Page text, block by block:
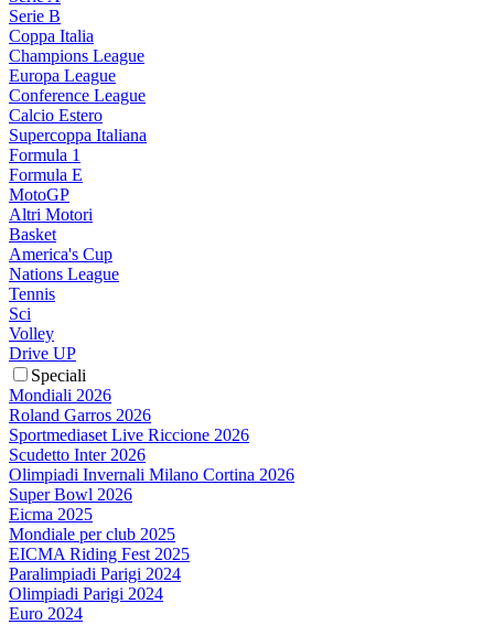
Serie B
Coppa Italia
Champions League
Europa League
Conference League
Calcio Estero
Supercoppa Italiana
Formula 1
Formula E
MotoGP
Altri Motori
Basket
America's Cup
Nations League
Tennis
Sci
Volley
Drive UP
Speciali
Mondiali 2026
Roland Garros 2026
Sportmediaset Live Riccione 2026
Scudetto Inter 2026
Olimpiadi Invernali Milano Cortina 2026
Super Bowl 2026
Eicma 2025
Mondiale per club 2025
EICMA Riding Fest 2025
Paralimpiadi Parigi 2024
Olimpiadi Parigi 2024
Euro 2024